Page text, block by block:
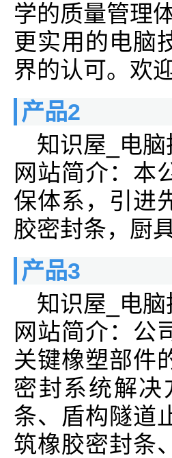
学的质量管理
更实用的电脑
界的认可。欢
产品2
知识屋_电
网站简介：本
保体系，引进
胶密封条，厨
产品3
知识屋_电
网站简介：公
关键橡塑部件
密封系统解决
条、盾构隧道
筑橡胶密封条